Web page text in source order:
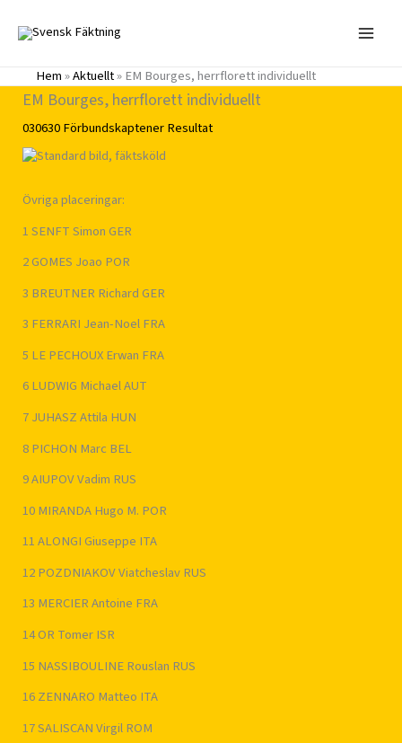
innehåll
Hem»Aktuellt»EM Bourges, herrflorett individuellt
EM Bourges, herrflorett individuellt
030630FörbundskaptenerResultat
Övriga placeringar:
1 SENFT Simon GER
2 GOMES Joao POR
3 BREUTNER Richard GER
3 FERRARI Jean-Noel FRA
5 LE PECHOUX Erwan FRA
6 LUDWIG Michael AUT
7 JUHASZ Attila HUN
8 PICHON Marc BEL
9 AIUPOV Vadim RUS
10 MIRANDA Hugo M. POR
11 ALONGI Giuseppe ITA
12 POZDNIAKOV Viatcheslav RUS
13 MERCIER Antoine FRA
14 OR Tomer ISR
15 NASSIBOULINE Rouslan RUS
16 ZENNARO Matteo ITA
17 SALISCAN Virgil ROM